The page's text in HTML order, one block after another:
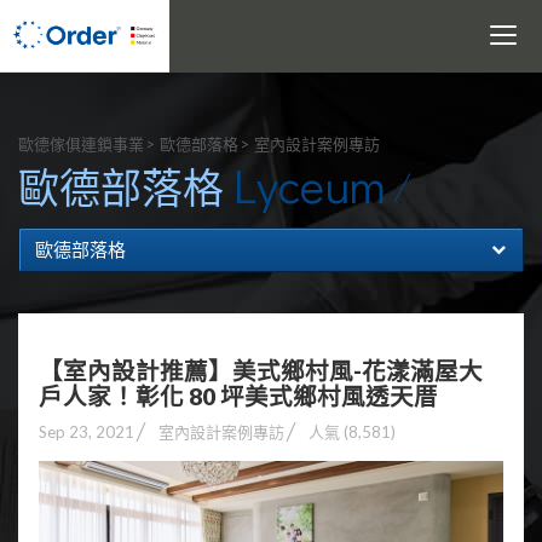
Toggle
歐德傢俱連鎖事業 歐德部落格 室內設計案例專訪
歐德部落格 Lyceum
歐德部落格
【室內設計推薦】美式鄉村風-花漾滿屋大
戶人家！彰化 80 坪美式鄉村風透天厝
Sep 23, 2021 室內設計案例專訪 人氣 (8,581)